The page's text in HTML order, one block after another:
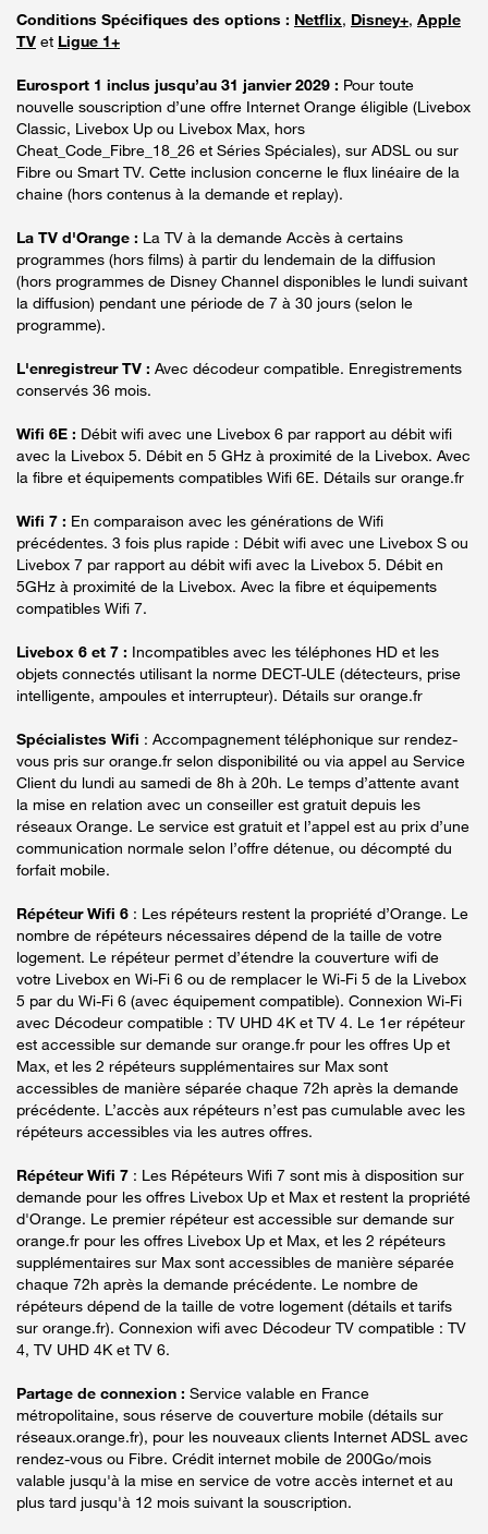
Conditions Spécifiques des options : Netflix, Disney+, Apple
TV et Ligue 1+
Eurosport 1 inclus jusqu’au 31 janvier 2029 : Pour toute
nouvelle souscription d’une offre Internet Orange éligible (Livebox
Classic, Livebox Up ou Livebox Max, hors
Cheat_Code_Fibre_18_26 et Séries Spéciales), sur ADSL ou sur
Fibre ou Smart TV. Cette inclusion concerne le flux linéaire de la
chaine (hors contenus à la demande et replay).
La TV d'Orange : La TV à la demande Accès à certains
programmes (hors films) à partir du lendemain de la diffusion
(hors programmes de Disney Channel disponibles le lundi suivant
la diffusion) pendant une période de 7 à 30 jours (selon le
programme).
L'enregistreur TV : Avec décodeur compatible. Enregistrements
conservés 36 mois.
Wifi 6E : Débit wifi avec une Livebox 6 par rapport au débit wifi
avec la Livebox 5. Débit en 5 GHz à proximité de la Livebox. Avec
la fibre et équipements compatibles Wifi 6E. Détails sur orange.fr
Wifi 7 : En comparaison avec les générations de Wifi
précédentes. 3 fois plus rapide : Débit wifi avec une Livebox S ou
Livebox 7 par rapport au débit wifi avec la Livebox 5. Débit en
5GHz à proximité de la Livebox. Avec la fibre et équipements
compatibles Wifi 7.
Livebox 6 et 7 : Incompatibles avec les téléphones HD et les
objets connectés utilisant la norme DECT-ULE (détecteurs, prise
intelligente, ampoules et interrupteur). Détails sur orange.fr
Spécialistes Wifi : Accompagnement téléphonique sur rendez-
vous pris sur orange.fr selon disponibilité ou via appel au Service
Client du lundi au samedi de 8h à 20h. Le temps d’attente avant
la mise en relation avec un conseiller est gratuit depuis les
réseaux Orange. Le service est gratuit et l’appel est au prix d’une
communication normale selon l’offre détenue, ou décompté du
forfait mobile.
Répéteur Wifi 6 : Les répéteurs restent la propriété d’Orange. Le
nombre de répéteurs nécessaires dépend de la taille de votre
logement. Le répéteur permet d’étendre la couverture wifi de
votre Livebox en Wi-Fi 6 ou de remplacer le Wi-Fi 5 de la Livebox
5 par du Wi-Fi 6 (avec équipement compatible). Connexion Wi-Fi
avec Décodeur compatible : TV UHD 4K et TV 4. Le 1er répéteur
est accessible sur demande sur orange.fr pour les offres Up et
Max, et les 2 répéteurs supplémentaires sur Max sont
accessibles de manière séparée chaque 72h après la demande
précédente. L’accès aux répéteurs n’est pas cumulable avec les
répéteurs accessibles via les autres offres.
Répéteur Wifi 7 : Les Répéteurs Wifi 7 sont mis à disposition sur
demande pour les offres Livebox Up et Max et restent la propriété
d'Orange. Le premier répéteur est accessible sur demande sur
orange.fr pour les offres Livebox Up et Max, et les 2 répéteurs
supplémentaires sur Max sont accessibles de manière séparée
chaque 72h après la demande précédente. Le nombre de
répéteurs dépend de la taille de votre logement (détails et tarifs
sur orange.fr). Connexion wifi avec Décodeur TV compatible : TV
4, TV UHD 4K et TV 6.
Partage de connexion : Service valable en France
métropolitaine, sous réserve de couverture mobile (détails sur
réseaux.orange.fr), pour les nouveaux clients Internet ADSL avec
rendez-vous ou Fibre. Crédit internet mobile de 200Go/mois
valable jusqu'à la mise en service de votre accès internet et au
plus tard jusqu'à 12 mois suivant la souscription.